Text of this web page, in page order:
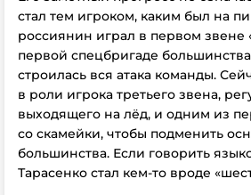
стал тем игроком, каким был на
россиянин играл в первом звене
первой спецбригаде
строилась вся атака команды.
в роли игрока третьего звена,
выходящего на лёд, и одним из
со скамейки, чтобы подменить
большинства. Если говорить
Тарасенко стал кем-то вроде